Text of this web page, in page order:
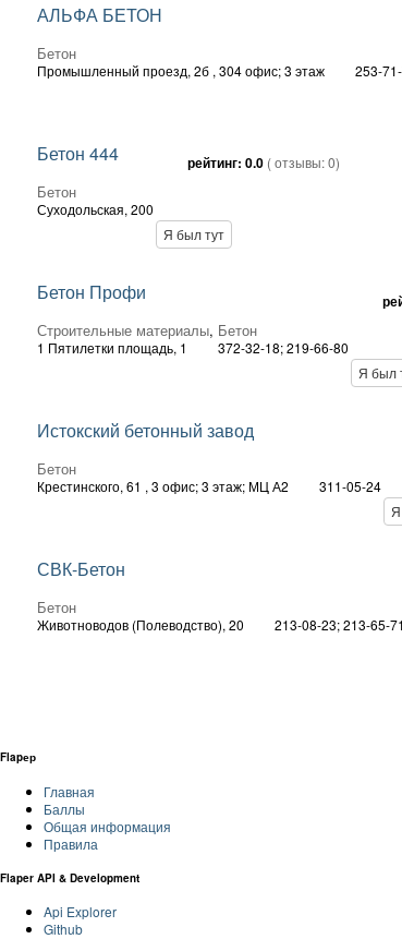
АЛЬФА БЕТОН
Бетон
Промышленный проезд, 2б , 304 офис; 3 этаж 253-
Бетон 444
Бетон
Суходольская, 200
рейтинг: 0.0 ( отзывы:0)
Я был тут
Бетон Профи
Строительные материалы, Бетон
1 Пятилетки площадь, 1 372-32-18; 219-66-80
Я был
Истокский бетонный завод
Бетон
Крестинского, 61 , 3 офис; 3 этаж; МЦ А2 311-05-24
СВК-Бетон
Бетон
Животноводов (Полеводство), 20 213-08-23; 213-65-
Flapер
Главная
Баллы
Общая информация
Правила
Flaper API & Development
Api Explorer
Github